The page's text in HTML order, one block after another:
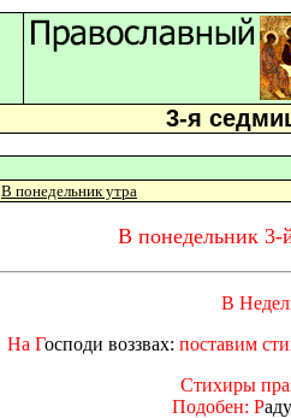
3-я
В понедельник утра
В понедельник
В
На Господи воззвах: поставим
Стихиры
Подобен: Р